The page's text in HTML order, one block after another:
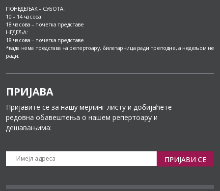
ПОНЕДЕЉАК – СУБОТА:
10 – 14 часова
18 часова – почетка представе
НЕДЕЉА:
18 часова – почетка представе
*када нема представа на репертоару, билетарница ради преподне, а недељом не
ради.
ПРИЈАВА
Пријавите се за нашу мејлинг листу и добијаћете
редовна обавештења о нашем репертоару и
дешавањима:
ПРИЈАВИ СЕ